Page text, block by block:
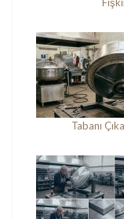
Tabanı